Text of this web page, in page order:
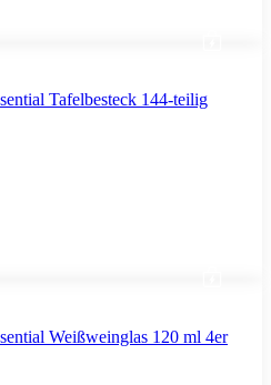
Tafelbesteck 144-teilig
Weißweinglas 120 ml 4er